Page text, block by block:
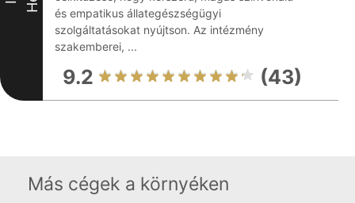
és empatikus állategészségügyi
szolgáltatásokat nyújtson. Az intézmény
szakemberei, ...
9.2 (43)
Más cégek a környéken